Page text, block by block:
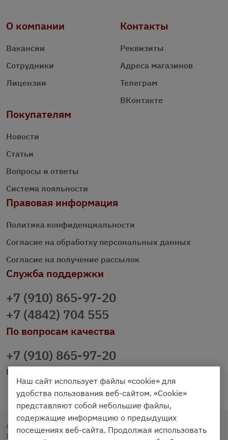
О компании
Вакансии
Сотрудники
Лицензии
Контакты
Реквизиты
Адреса магазинов
Телеграм
ВКонтакте
Покупателям
Новости
Статьи
Вопросы и ответы
Система лояльности
Правовая информация
Политика конфиденциальности
Согласие на обработку персональных данных
Согласие на получение рассылок
Служба поддержки
+7 (910) 865-97-20
+7 (4842) 704 555
По вопросам качества
+7 (910) 865-97-20
prazdnichniy40@palmi.ru
Copyright © 2020 - 2026. Праздничный Стол.
Разработка и продвижение - Vegas Studio
Наш сайт использует файлы «cookie» для
удобства пользования веб-сайтом. «Cookie»
представляют собой небольшие файлы,
содержащие информацию о предыдущих
посещениях веб-сайта. Продолжая использовать